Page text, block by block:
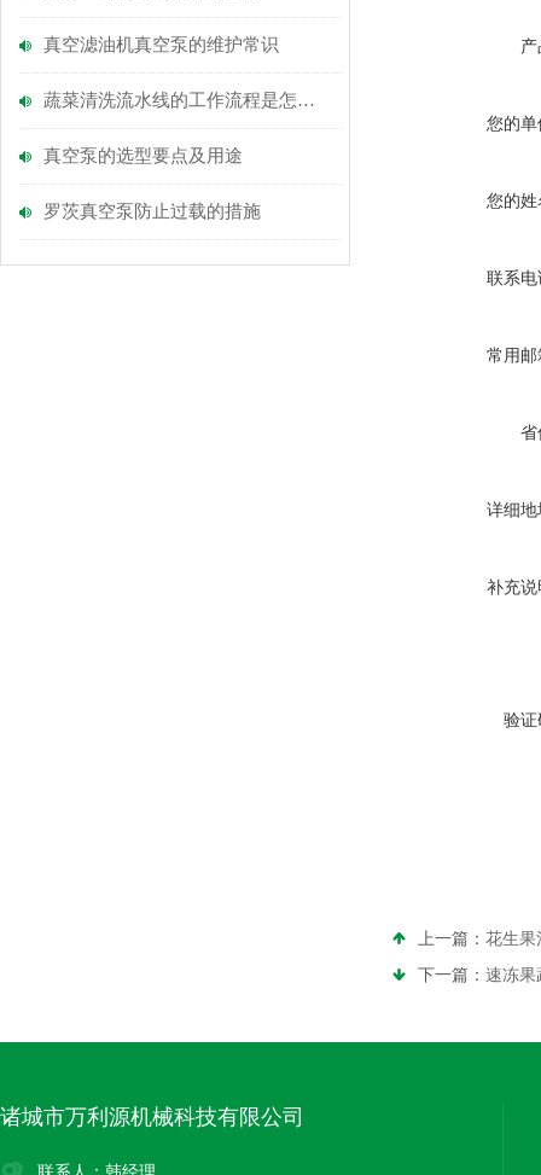
真空滤油机真空泵的维护常识
蔬菜清洗流水线的工作流程是怎么的？
真空泵的选型要点及用途
罗茨真空泵防止过载的措施
您的单
您的姓
联系电
常用邮
省
详细地
补充说
验证
上一篇： 花生果
下一篇： 速冻果
诸城市万利源机械科技有限公司